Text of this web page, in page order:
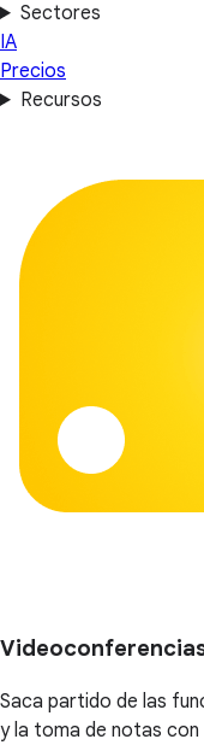
Sectores
IA
Precios
Recursos
Saca partido de las
y la toma de notas con